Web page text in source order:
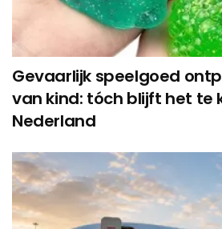
Gevaarlijk speelgoed
van kind: tóch blijft het te
Nederland